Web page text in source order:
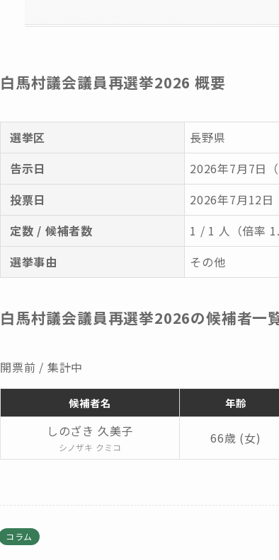
白馬村議会議員再選挙2026 概要
選挙区
長野県
告示日
2026年7月7日（
投票日
2026年7月12日
定数 / 候補者数
1 / 1 人（倍率
選挙事由
その他
白馬村議会議員再選挙2026の候補者一
開票前 / 集計中
候補者名 年齢
しのざき 久美子
シノザキ クミコ
66歳 (女)
コラム